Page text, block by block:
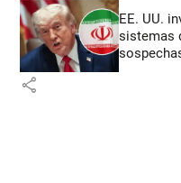
EE. UU.
sistemas
share